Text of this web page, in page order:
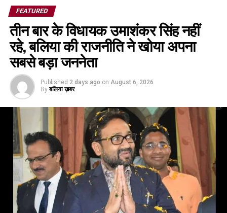
FEATURED
तीन बार के विधायक उमाशंकर सिंह नहीं
रहे, बलिया की राजनीति ने खोया अपना
सबसे बड़ा जननेता
Published 2 days ago on August 6, 2026
By बलिया ख़बर